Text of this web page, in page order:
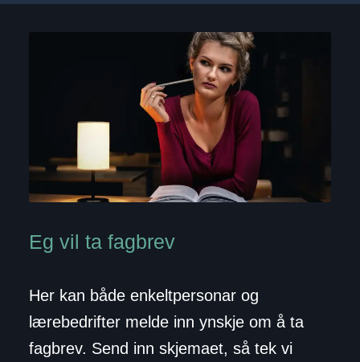
Eg vil ta fagbrev
Her kan både enkeltpersonar og
lærebedrifter melde inn ynskje om å ta
fagbrev. Send inn skjemaet, så tek vi